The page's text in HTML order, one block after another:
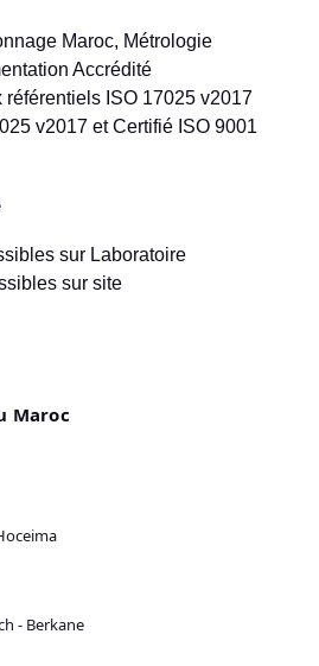
Maroc, Métrologie
Accrédité
référentiels ISO 17025 v2017
v2017 et Certifié ISO 9001
sur Laboratoire
sur site
Maroc
- Berkane